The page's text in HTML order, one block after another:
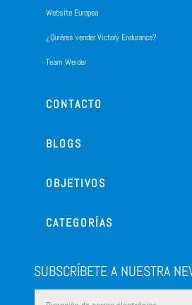
Website Europea
¿Quiéres vender Victory Endurance?
Team Weider
CONTACTO
BLOGS
OBJETIVOS
CATEGORÍAS
SUBSCRÍBETE A NUESTRA